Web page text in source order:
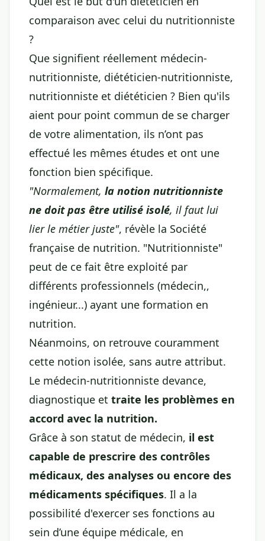
comparaison avec celui du nutritionniste
?
Que signifient réellement médecin-
nutritionniste, diététicien-nutritionniste,
nutritionniste et diététicien ? Bien qu'ils
aient pour point commun de se charger
de votre alimentation, ils n’ont pas
effectué les mêmes études et ont une
fonction bien spécifique.
"Normalement, la notion nutritionniste
ne doit pas être utilisé isolé, il faut lui
lier le métier juste", révèle la Société
française de nutrition. "Nutritionniste"
peut de ce fait être exploité par
différents professionnels (médecin,,
ingénieur...) ayant une formation en
nutrition.
Néanmoins, on retrouve couramment
cette notion isolée, sans autre attribut.
Le médecin-nutritionniste devance,
diagnostique et traite les problèmes en
accord avec la nutrition.
Grâce à son statut de médecin, il est
capable de prescrire des contrôles
médicaux, des analyses ou encore des
médicaments spécifiques. Il a la
possibilité d'exercer ses fonctions au
sein d’une équipe médicale, en